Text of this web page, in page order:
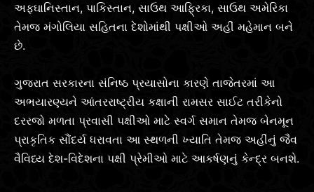
અફઘાનિસ્તાન, પાકિસ્તાન, સાઉથ આફ્રિકા, સાઉથ અમેરિકા
તેમજ મંગોલિયા સહિતના દેશોમાંથી પક્ષીઓ અહીં મહેમાન બને
છે.
ગુજરાત સરકારના સંનિષ્ઠ પ્રયાસોના કારણે તાજેતરમાં આ
અભયારણ્યને આંતરરાષ્ટ્રીય કક્ષાની રામસર સાઈટ તરીકેનો
દરરજો મળતા પ્રવાસી પક્ષીઓ માટે સ્વર્ગ સમાન તેમજ બેનમૂન
પ્રાકૃતિક સૌંદર્ય ધરાવતા આ સ્થળની ખ્યાતિ તેમજ અહીંનું જૈવ
વૈવિધ્ય દેશ-વિદેશના પક્ષી પ્રેમીઓ માટે આકર્ષણનું કેન્દ્ર બનશે.